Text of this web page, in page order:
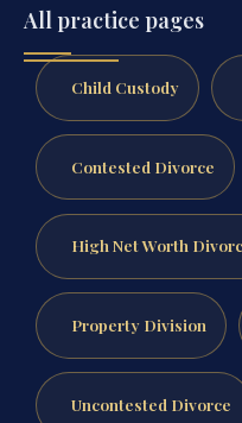
All practice pages
Child Custody
Contested Divorce
High Net Worth
Property Division
Uncontested Divorce